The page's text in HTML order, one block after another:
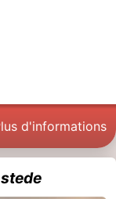
d'informations